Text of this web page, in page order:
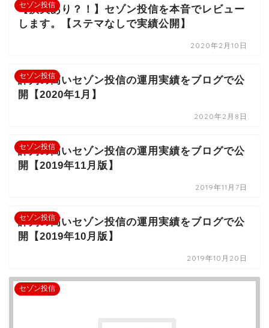
セゾン投信
【損失あり？！】セゾン投信を本音でレビュー
します。【ステマなしで実績公開】
2020年2月10日
セゾン投信
評判の高いセゾン投信の運用実績をブログで公
開【2020年1月】
2020年2月8日
セゾン投信
評判の高いセゾン投信の運用実績をブログで公
開【2019年11月版】
2019年11月7日
セゾン投信
評判の高いセゾン投信の運用実績をブログで公
開【2019年10月版】
2019年10月20日
セゾン投信